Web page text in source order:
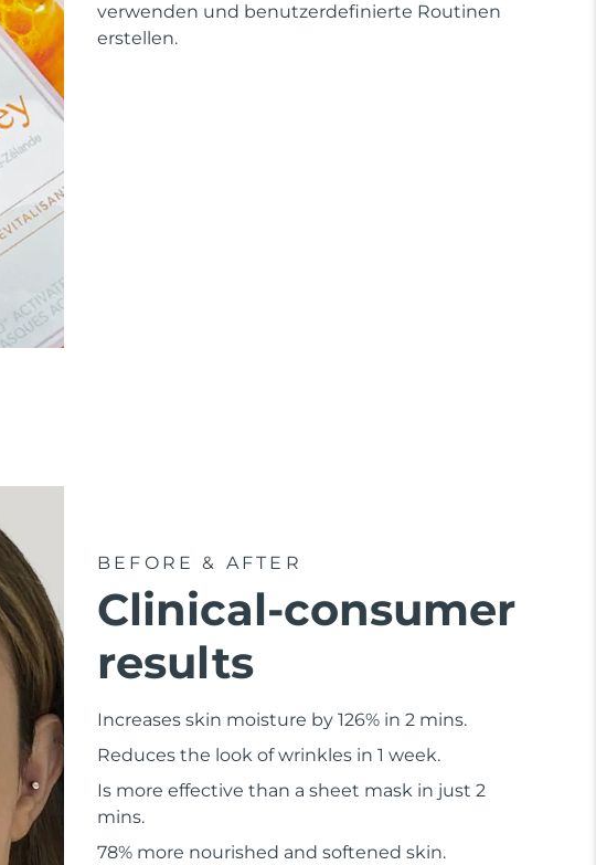
verwenden und benutzerdefinierte Routinen
erstellen.
BEFORE & AFTER
Clinical-consumer
results
Increases skin moisture by 126% in 2 mins.
Reduces the look of wrinkles in 1 week.
Is more effective than a sheet mask in just 2
mins.
78% more nourished and softened skin.